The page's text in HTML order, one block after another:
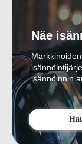
Näe
isännöinnin